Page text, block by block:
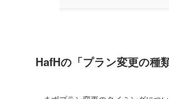
HafHの「プラン変更の種類